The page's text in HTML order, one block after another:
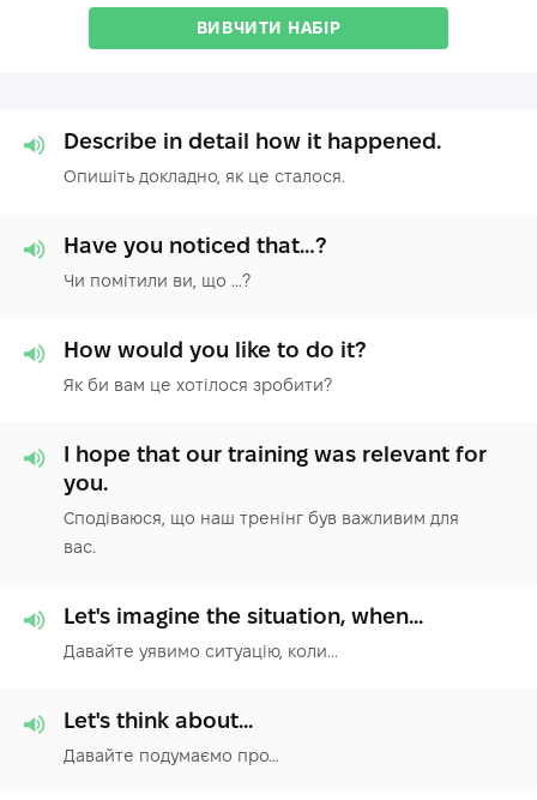
ВИВЧИТИ НАБІР
Describe in detail how it happened.
Опишіть докладно, як це сталося.
Have you noticed that…?
Чи помітили ви, що …?
How would you like to do it?
Як би вам це хотілося зробити?
I hope that our training was relevant for
you.
Сподіваюся, що наш тренінг був важливим для
вас.
Let's imagine the situation, when...
Давайте уявимо ситуацію, коли...
Let's think about...
Давайте подумаємо про…